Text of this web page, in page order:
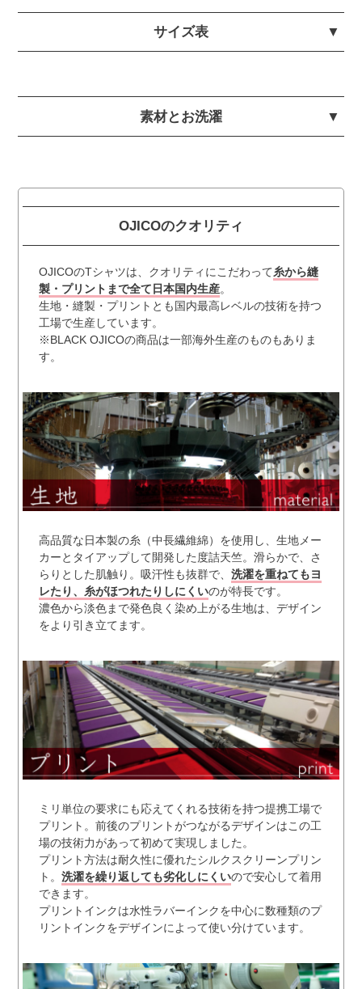
サイズ表
素材とお洗濯
OJICOのクオリティ
OJICOのTシャツは、クオリティにこだわって糸から縫
製・プリントまで全て日本国内生産。
生地・縫製・プリントとも国内最高レベルの技術を持つ
工場で生産しています。
※BLACK OJICOの商品は一部海外生産のものもありま
す。
高品質な日本製の糸（中長繊維綿）を使用し、生地メー
カーとタイアップして開発した度詰天竺。滑らかで、さ
らりとした肌触り。吸汗性も抜群で、 洗濯を重ねてもヨ
レたり、糸がほつれたりしにくいのが特長です。
濃色から淡色まで発色良く染め上がる生地は、デザイン
をより引き立てます。
ミリ単位の要求にも応えてくれる技術を持つ提携工場で
プリント。前後のプリントがつながるデザインはこの工
場の技術力があって初めて実現しました。
プリント方法は耐久性に優れたシルクスクリーンプリン
ト。 洗濯を繰り返しても劣化しにくいので安心して着用
できます。
プリントインクは水性ラバーインクを中心に数種類のプ
リントインクをデザインによって使い分けています。